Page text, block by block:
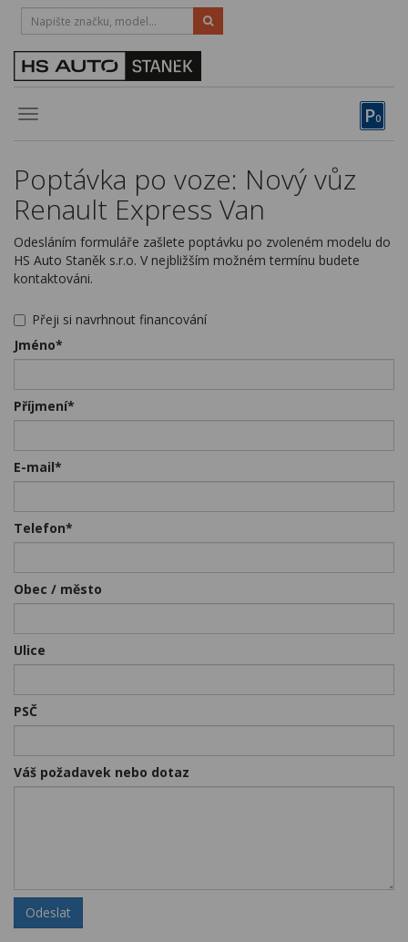
P0
Toggle
HOTLINE:
STRAKONICE-383 335 366
Půjčovna
Servis
Novinky
Kariéra
Kontakty
Poptávka po voze: Nový vůz
Renault Express Van
Odesláním formuláře zašlete poptávku po zvoleném modelu do
HS Auto Staněk s.r.o. V nejbližším možném termínu budete
kontaktováni.
Přeji si navrhnout financování
Jméno*
Příjmení*
E-mail*
Telefon*
Obec / město
Ulice
PSČ
Váš požadavek nebo dotaz
Odeslat